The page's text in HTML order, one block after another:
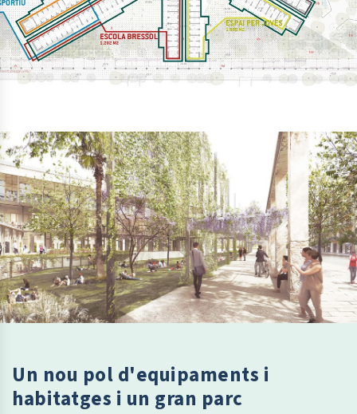
Un nou pol d'equipaments i
habitatges i un gran parc